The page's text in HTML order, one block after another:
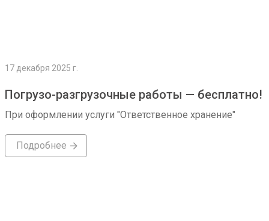
17 декабря 2025 г.
Погрузо-разгрузочные работы — бесплатно!
При оформлении услуги "Ответственное хранение"
Подробнее